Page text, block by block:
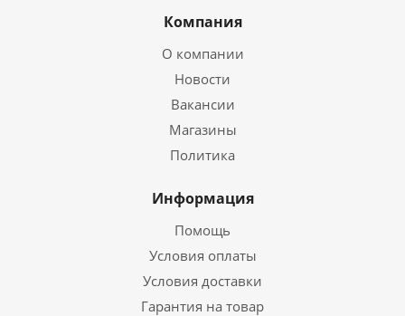
Компания
О компании
Новости
Вакансии
Магазины
Политика
Информация
Помощь
Условия оплаты
Условия доставки
Гарантия на товар